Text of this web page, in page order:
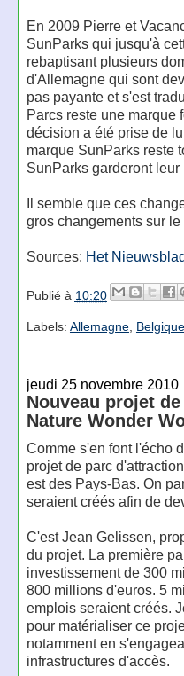
En 2009 Pierre et
SunParks qui jusqu'à
rebaptisant plusieurs
d'Allemagne qui sont
pas payante et s'est
Parcs reste une marque
décision a été prise de
marque SunParks reste
SunParks garderont leur
Il semble que ces
gros changements sur le
Sources: Het
Publié à 10:20
Labels: Allemagne, Belgique
jeudi 25 novembre 2010
Nouveau projet
Nature Wonder
Comme s'en font l'écho
projet de parc
est des Pays-Bas. On
seraient créés afin de
C'est Jean Gelissen,
du projet. La première
investissement de 300
800 millions d'euros. 5
emplois seraient créés.
pour matérialiser ce
notamment en
infrastructures d'accès.